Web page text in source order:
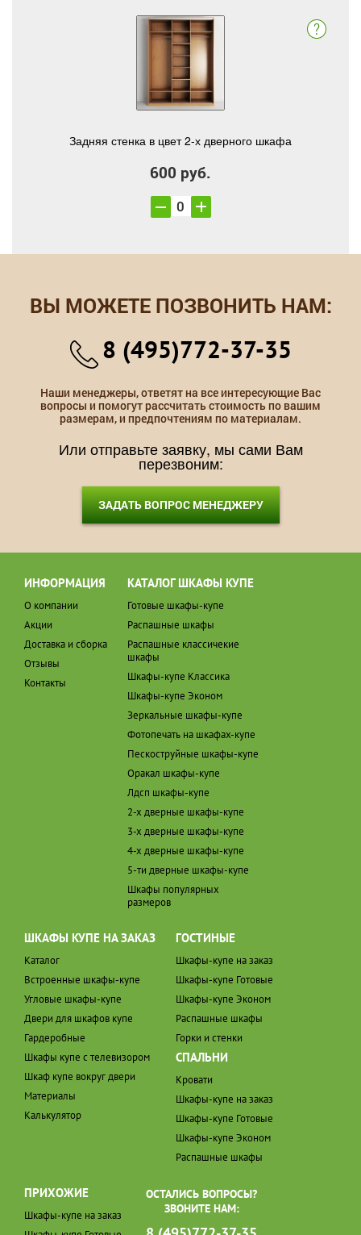
Задняя стенка в цвет 2-х дверного шкафа
600 руб.
ВЫ МОЖЕТЕ ПОЗВОНИТЬ НАМ:
8 (495)772-37-35
Наши менеджеры, ответят на все интересующие Вас
вопросы и помогут рассчитать стоимость по вашим
размерам, и предпочтениям по материалам.
Или отправьте заявку, мы сами Вам
перезвоним:
ЗАДАТЬ ВОПРОС МЕНЕДЖЕРУ
ИНФОРМАЦИЯ
О компании
Акции
Доставка и сборка
Отзывы
Контакты
КАТАЛОГ ШКАФЫ КУПЕ
Готовые шкафы-купе
Распашные шкафы
Распашные классичекие
шкафы
Шкафы-купе Классика
Шкафы-купе Эконом
Зеркальные шкафы-купе
Фотопечать на шкафах-купе
Пескоструйные шкафы-купе
Оракал шкафы-купе
Лдсп шкафы-купе
2-х дверные шкафы-купе
3-х дверные шкафы-купе
4-х дверные шкафы-купе
5-ти дверные шкафы-купе
Шкафы популярных
размеров
ШКАФЫ КУПЕ НА ЗАКАЗ
Каталог
Встроенные шкафы-купе
Угловые шкафы-купе
Двери для шкафов купе
Гардеробные
Шкафы купе с телевизором
Шкаф купе вокруг двери
Материалы
Калькулятор
ГОСТИНЫЕ
Шкафы-купе на заказ
Шкафы-купе Готовые
Шкафы-купе Эконом
Распашные шкафы
Горки и стенки
СПАЛЬНИ
Кровати
Шкафы-купе на заказ
Шкафы-купе Готовые
Шкафы-купе Эконом
Распашные шкафы
ПРИХОЖИЕ
Шкафы-купе на заказ
ОСТАЛИСЬ ВОПРОСЫ?
ЗВОНИТЕ НАМ: